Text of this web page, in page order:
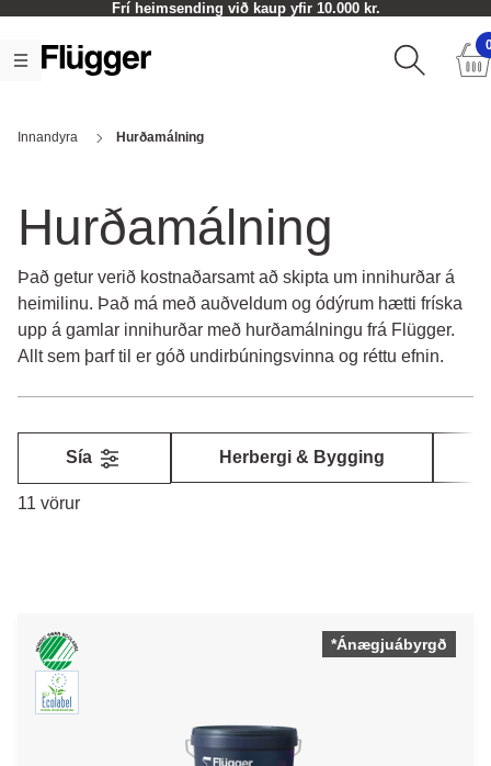
Afhendingartími 1-5 virkir dagar
Innandyra Hurðamálning
Hurðamálning
Það getur verið kostnaðarsamt að skipta um innihurðar á
heimilinu. Það má með auðveldum og ódýrum hætti fríska
upp á gamlar innihurðar með hurðamálningu frá Flügger.
Allt sem þarf til er góð undirbúningsvinna og réttu efnin.
11 vörur
Sía Herbergi & Bygging
*Ánægjuábyrgð